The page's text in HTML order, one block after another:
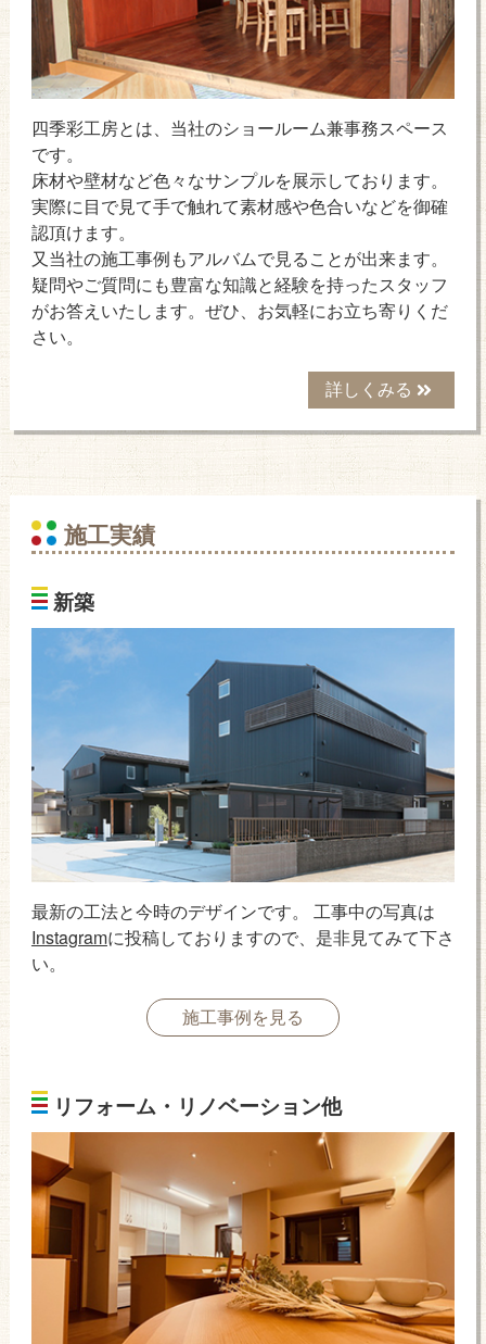
四季彩工房とは、当社のショールーム兼事務スペース
です。
床材や壁材など色々なサンプルを展示しております。
実際に目で見て手で触れて素材感や色合いなどを御確
認頂けます。
又当社の施工事例もアルバムで見ることが出来ます。
疑問やご質問にも豊富な知識と経験を持ったスタッフ
がお答えいたします。ぜひ、お気軽にお立ち寄りくだ
さい。
詳しくみる
施工実績
新築
最新の工法と今時のデザインです。 工事中の写真は
Instagramに投稿しておりますので、是非見てみて下さ
い。
施工事例を見る
リフォーム・リノベーション他